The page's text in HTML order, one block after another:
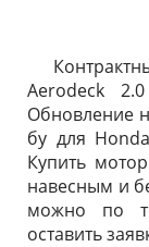
Aerodeck
Обновление
бу для
Купить
навесным и
можно по
оставить